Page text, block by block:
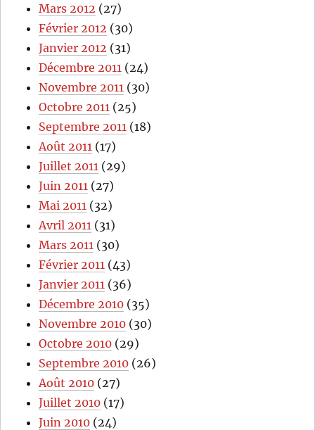
Mars 2012 (27)
Février 2012 (30)
Janvier 2012 (31)
Décembre 2011 (24)
Novembre 2011 (30)
Octobre 2011 (25)
Septembre 2011 (18)
Août 2011 (17)
Juillet 2011 (29)
Juin 2011 (27)
Mai 2011 (32)
Avril 2011 (31)
Mars 2011 (30)
Février 2011 (43)
Janvier 2011 (36)
Décembre 2010 (35)
Novembre 2010 (30)
Octobre 2010 (29)
Septembre 2010 (26)
Août 2010 (27)
Juillet 2010 (17)
Juin 2010 (24)